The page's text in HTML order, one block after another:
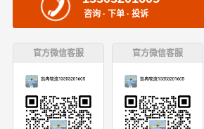
咨询 · 下单 · 投诉
官方微信客服 官方微信客服